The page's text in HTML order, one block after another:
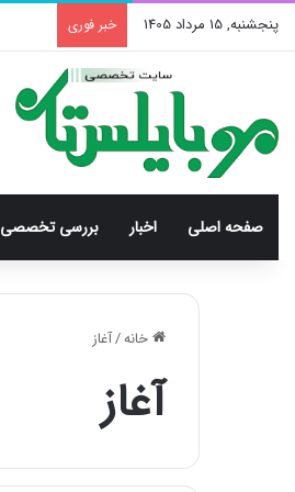
پنجشنبه, 15 مرداد 1405 خبر فوری
صفحه اصلی اخبار بررسی‌ تخصصی
خانه/آغاز
آغاز